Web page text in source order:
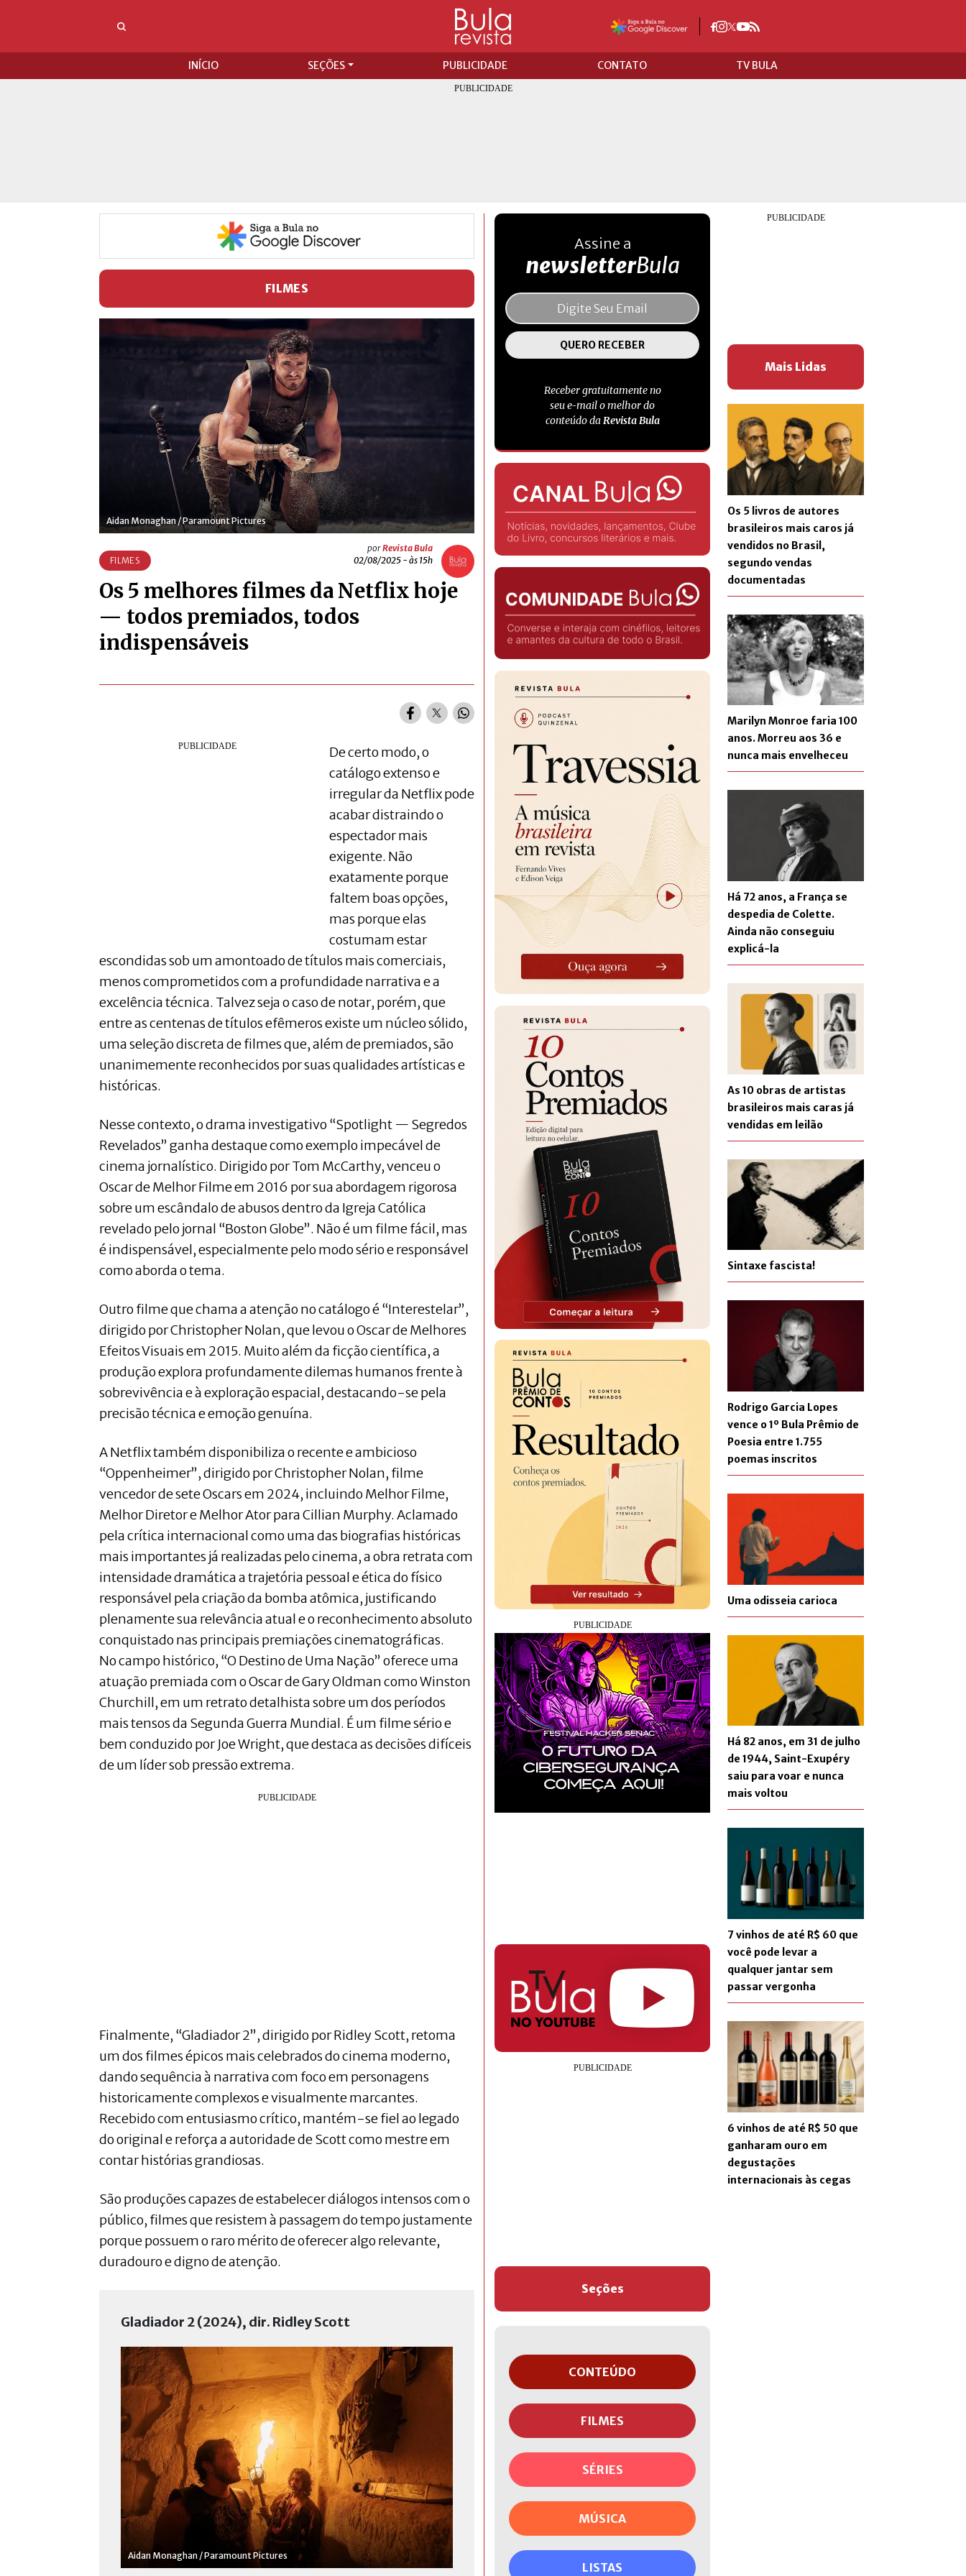
INÍCIO SEÇÕES PUBLICIDADE CONTATO TV BULA
FILMES
Aidan Monaghan / Paramount Pictures
FILMES
porRevista Bula
02/08/2025 - às 15h
Os 5 melhores filmes da Netflix hoje
— todos premiados, todos
indispensáveis
De certo modo, o
catálogo extenso e
irregular da Netflix pode
acabar distraindo o
espectador mais
exigente. Não
exatamente porque
faltem boas opções,
mas porque elas
costumam estar
escondidas sob um amontoado de títulos mais comerciais,
menos comprometidos com a profundidade narrativa e a
excelência técnica. Talvez seja o caso de notar, porém, que
entre as centenas de títulos efêmeros existe um núcleo sólido,
uma seleção discreta de filmes que, além de premiados, são
unanimemente reconhecidos por suas qualidades artísticas e
históricas.
Nesse contexto, o drama investigativo “Spotlight — Segredos
Revelados” ganha destaque como exemplo impecável de
cinema jornalístico. Dirigido por Tom McCarthy, venceu o
Oscar de Melhor Filme em 2016 por sua abordagem rigorosa
sobre um escândalo de abusos dentro da Igreja Católica
revelado pelo jornal “Boston Globe”. Não é um filme fácil, mas
é indispensável, especialmente pelo modo sério e responsável
como aborda o tema.
Outro filme que chama a atenção no catálogo é “Interestelar”,
dirigido por Christopher Nolan, que levou o Oscar de Melhores
Efeitos Visuais em 2015. Muito além da ficção científica, a
produção explora profundamente dilemas humanos frente à
sobrevivência e à exploração espacial, destacando-se pela
precisão técnica e emoção genuína.
A Netflix também disponibiliza o recente e ambicioso
“Oppenheimer”, dirigido por Christopher Nolan, filme
vencedor de sete Oscars em 2024, incluindo Melhor Filme,
Melhor Diretor e Melhor Ator para Cillian Murphy. Aclamado
pela crítica internacional como uma das biografias históricas
mais importantes já realizadas pelo cinema, a obra retrata com
intensidade dramática a trajetória pessoal e ética do físico
responsável pela criação da bomba atômica, justificando
plenamente sua relevância atual e o reconhecimento absoluto
conquistado nas principais premiações cinematográficas.
No campo histórico, “O Destino de Uma Nação” oferece uma
atuação premiada com o Oscar de Gary Oldman como Winston
Churchill, em um retrato detalhista sobre um dos períodos
mais tensos da Segunda Guerra Mundial. É um filme sério e
bem conduzido por Joe Wright, que destaca as decisões difíceis
de um líder sob pressão extrema.
Finalmente, “Gladiador 2”, dirigido por Ridley Scott, retoma
um dos filmes épicos mais celebrados do cinema moderno,
dando sequência à narrativa com foco em personagens
historicamente complexos e visualmente marcantes.
Recebido com entusiasmo crítico, mantém-se fiel ao legado
do original e reforça a autoridade de Scott como mestre em
contar histórias grandiosas.
São produções capazes de estabelecer diálogos intensos com o
público, filmes que resistem à passagem do tempo justamente
porque possuem o raro mérito de oferecer algo relevante,
duradouro e digno de atenção.
Gladiador 2 (2024), dir. Ridley Scott
Aidan Monaghan / Paramount Pictures
Assine a
newsletterBula
Receber gratuitamente no
seu e-mail o melhor do
conteúdo daRevista Bula
Seções
CONTEÚDO
FILMES
SÉRIES
MÚSICA
LISTAS
Mais Lidas
Os 5 livros de autores
brasileiros mais caros já
vendidos no Brasil,
segundo vendas
documentadas
Marilyn Monroe faria 100
anos. Morreu aos 36 e
nunca mais envelheceu
Há 72 anos, a França se
despedia de Colette.
Ainda não conseguiu
explicá-la
As 10 obras de artistas
brasileiros mais caras já
vendidas em leilão
Sintaxe fascista!
Rodrigo Garcia Lopes
vence o 1º Bula Prêmio de
Poesia entre 1.755
poemas inscritos
Uma odisseia carioca
Há 82 anos, em 31 de julho
de 1944, Saint-Exupéry
saiu para voar e nunca
mais voltou
7 vinhos de até R$ 60 que
você pode levar a
qualquer jantar sem
passar vergonha
6 vinhos de até R$ 50 que
ganharam ouro em
degustações
internacionais às cegas